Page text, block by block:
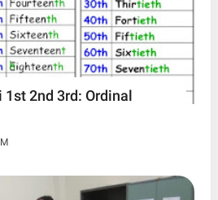
2nd 3rd: Ordinal